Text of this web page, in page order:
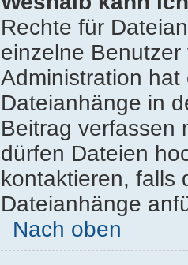
Rechte für
einzelne
Administration
Dateianhänge in
Beitrag verfassen
dürfen Dateien
kontaktieren, falls
Dateianhänge
Nach oben